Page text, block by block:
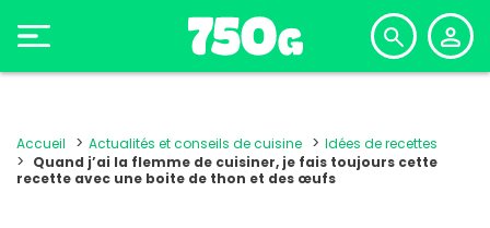
Accueil Actualités et conseils de cuisine
Idées de recettes
Quand j’ai la flemme de cuisiner, je fais toujours cette
recette avec une boite de thon et des œufs